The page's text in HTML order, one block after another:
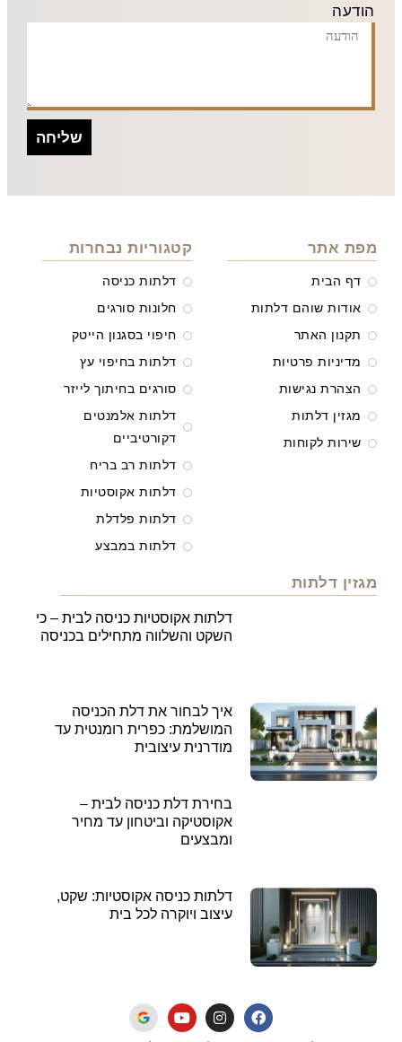
הודעה
שליחה
מפת אתר
דף הבית
אודות שוהם דלתות
תקנון האתר
מדיניות פרטיות
הצהרת נגישות
מגזין דלתות
שירות לקוחות
קטגוריות נבחרות
דלתות כניסה
חלונות סורגים
חיפוי בסגנון הייטק
דלתות בחיפוי עץ
סורגים בחיתוך לייזר
דלתות אלמנטים
דקורטיביים
דלתות רב בריח
דלתות אקוסטיות
דלתות פלדלת
דלתות במבצע
מגזין דלתות
דלתות אקוסטיות כניסה לבית – כי
השקט והשלווה מתחילים בכניסה
איך לבחור את דלת הכניסה
המושלמת: כפרית רומנטית עד
מודרנית עיצובית
בחירת דלת כניסה לבית –
אקוסטיקה וביטחון עד מחיר
ומבצעים
דלתות כניסה אקוסטיות: שקט,
עיצוב ויוקרה לכל בית